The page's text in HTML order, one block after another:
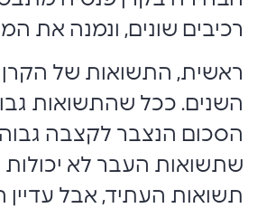
רכיבים שונים, ונמנה את
ראשית, התשואות של הקרן
השנים. ככל שהתשואות
הסכום הנצבר לקצבה גבוה
שתשואות העבר לא יכולות
תשואות העתיד, אבל עדיין